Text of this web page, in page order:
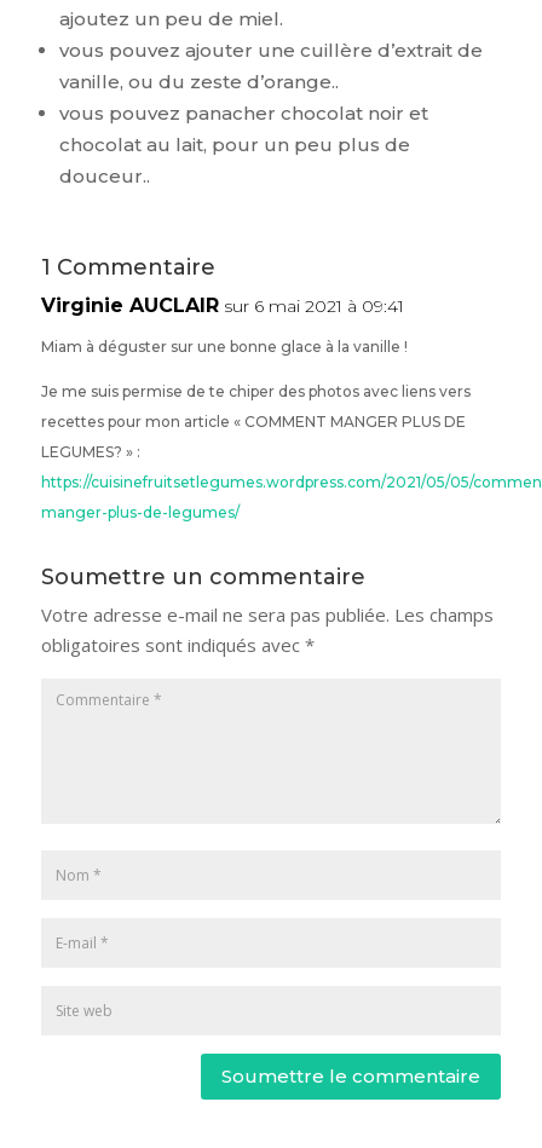
ajoutez un peu de miel.
vous pouvez ajouter une cuillère d’extrait de
vanille, ou du zeste d’orange..
vous pouvez panacher chocolat noir et
chocolat au lait, pour un peu plus de
douceur..
1 Commentaire
Virginie AUCLAIR sur 6 mai 2021 à 09:41
Miam à déguster sur une bonne glace à la vanille !
Je me suis permise de te chiper des photos avec liens vers
recettes pour mon article « COMMENT MANGER PLUS DE
LEGUMES? » :
https://cuisinefruitsetlegumes.wordpress.com/2021/05/05/
manger-plus-de-legumes/
Soumettre un commentaire
Votre adresse e-mail ne sera pas publiée. Les champs
obligatoires sont indiqués avec *
Soumettre le commentaire